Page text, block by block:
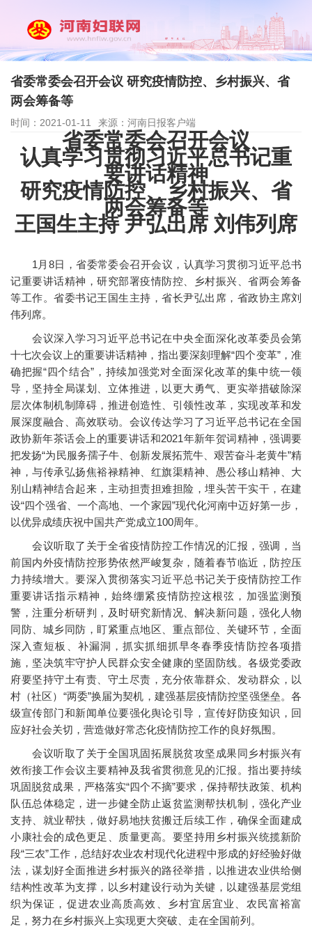
省委常委会召开会议 研究疫情防控、乡村振兴、省
两会筹备等
时间：2021-01-11 来源：河南日报客户端
省委常委会召开会议
认真学习贯彻习近平总书记重
要讲话精神
研究疫情防控、乡村振兴、省
两会筹备等
王国生主持 尹弘出席 刘伟列席
1月8日，省委常委会召开会议，认真学习贯彻习近平总书
记重要讲话精神，研究部署疫情防控、乡村振兴、省两会筹备
等工作。省委书记王国生主持，省长尹弘出席，省政协主席刘
伟列席。
会议深入学习习近平总书记在中央全面深化改革委员会第
十七次会议上的重要讲话精神，指出要深刻理解“四个变革”，准
确把握“四个结合”，持续加强党对全面深化改革的集中统一领
导，坚持全局谋划、立体推进，以更大勇气、更实举措破除深
层次体制机制障碍，推进创造性、引领性改革，实现改革和发
展深度融合、高效联动。会议传达学习了习近平总书记在全国
政协新年茶话会上的重要讲话和2021年新年贺词精神，强调要
把发扬“为民服务孺子牛、创新发展拓荒牛、艰苦奋斗老黄牛”精
神，与传承弘扬焦裕禄精神、红旗渠精神、愚公移山精神、大
别山精神结合起来，主动担责担难担险，埋头苦干实干，在建
设“四个强省、一个高地、一个家园”现代化河南中迈好第一步，
以优异成绩庆祝中国共产党成立100周年。
会议听取了关于全省疫情防控工作情况的汇报，强调，当
前国内外疫情防控形势依然严峻复杂，随着春节临近，防控压
力持续增大。要深入贯彻落实习近平总书记关于疫情防控工作
重要讲话指示精神，始终绷紧疫情防控这根弦，加强监测预
警，注重分析研判，及时研究新情况、解决新问题，强化人物
同防、城乡同防，盯紧重点地区、重点部位、关键环节，全面
深入查短板、补漏洞，抓实抓细抓早冬春季疫情防控各项措
施，坚决筑牢守护人民群众安全健康的坚固防线。各级党委政
府要坚持守土有责、守土尽责，充分依靠群众、发动群众，以
村（社区）“两委”换届为契机，建强基层疫情防控坚强堡垒。各
级宣传部门和新闻单位要强化舆论引导，宣传好防疫知识，回
应好社会关切，营造做好常态化疫情防控工作的良好氛围。
会议听取了关于全国巩固拓展脱贫攻坚成果同乡村振兴有
效衔接工作会议主要精神及我省贯彻意见的汇报。指出要持续
巩固脱贫成果，严格落实“四个不摘”要求，保持帮扶政策、机构
队伍总体稳定，进一步健全防止返贫监测帮扶机制，强化产业
支持、就业帮扶，做好易地扶贫搬迁后续工作，确保全面建成
小康社会的成色更足、质量更高。要坚持用乡村振兴统揽新阶
段“三农”工作，总结好农业农村现代化进程中形成的好经验好做
法，谋划好全面推进乡村振兴的路径举措，以推进农业供给侧
结构性改革为支撑，以乡村建设行动为关键，以建强基层党组
织为保证，促进农业高质高效、乡村宜居宜业、农民富裕富
足，努力在乡村振兴上实现更大突破、走在全国前列。